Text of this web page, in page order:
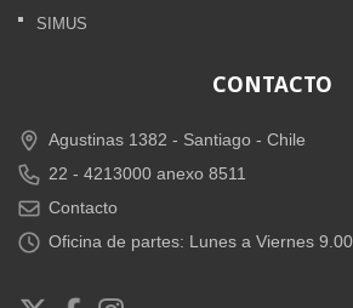
SIMUS
CONTACTO
Agustinas 1382 - Santiago - Chile
22 - 4213000 anexo 8511
Contacto
Oficina de partes: Lunes a Viernes